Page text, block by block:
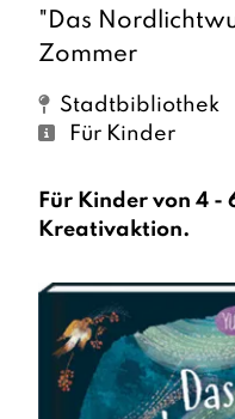
"Das
Zommer
Stadtbibliothek
Für Kinder
Für Kinder von 4 -
Kreativaktion.